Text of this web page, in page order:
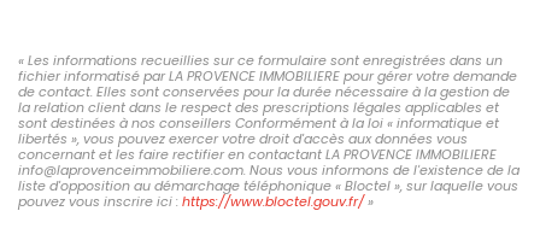
« Les informations recueillies sur ce formulaire sont enregistrées dans un
fichier informatisé par LA PROVENCE IMMOBILIERE pour gérer votre demande
de contact. Elles sont conservées pour la durée nécessaire à la gestion de
la relation client dans le respect des prescriptions légales applicables et
sont destinées à nos conseillers Conformément à la loi « informatique et
libertés », vous pouvez exercer votre droit d'accès aux données vous
concernant et les faire rectifier en contactant LA PROVENCE IMMOBILIERE
info@laprovenceimmobiliere.com. Nous vous informons de l'existence de la
liste d'opposition au démarchage téléphonique « Bloctel », sur laquelle vous
pouvez vous inscrire ici : https://www.bloctel.gouv.fr/»